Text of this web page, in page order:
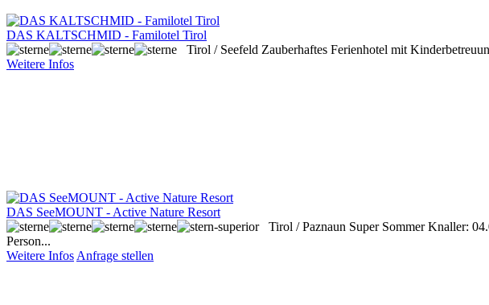
DAS KALTSCHMID - Familotel Tirol
Tirol / Seefeld Zauberhaftes Ferienhotel mit
Weitere Infos
DAS SeeMOUNT - Active Nature Resort
Tirol / Paznaun Super Sommer Knaller:
Person...
Weitere InfosAnfrage stellen